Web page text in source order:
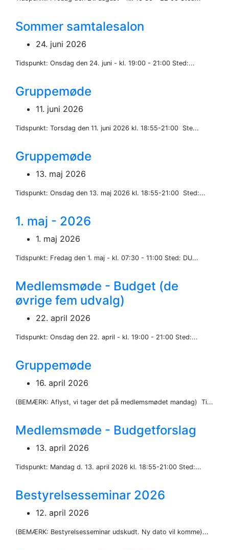
Sommer samtalesalon
24. juni 2026
Tidspunkt: Onsdag den 24. juni - kl. 19:00 - 21:00 Sted:...
Gruppemøde
11. juni 2026
Tidspunkt: Torsdag den 11. juni 2026 kl. 18:55-21:00 Ste...
Gruppemøde
13. maj 2026
Tidspunkt: Onsdag den 13. maj 2026 kl. 18:55-21:00 Sted:...
1. maj - 2026
1. maj 2026
Tidspunkt: Fredag den 1. maj - kl. 07:30 - 11:00 Sted: DU...
Medlemsmøde - Budget (de
øvrige fem udvalg)
22. april 2026
Tidspunkt: Onsdag den 22. april - kl. 19:00 - 21:00 Sted:...
Gruppemøde
16. april 2026
(BEMÆRK: Aflyst, vi tager det på medlemsmødet mandag) Ti...
Medlemsmøde - Budgetforslag
13. april 2026
Tidspunkt: Mandag d. 13. april 2026 kl. 18:55-21:00 Sted:...
Bestyrelsesseminar 2026
12. april 2026
(BEMÆRK: Bestyrelsesseminar udskudt. Ny dato vil komme)...